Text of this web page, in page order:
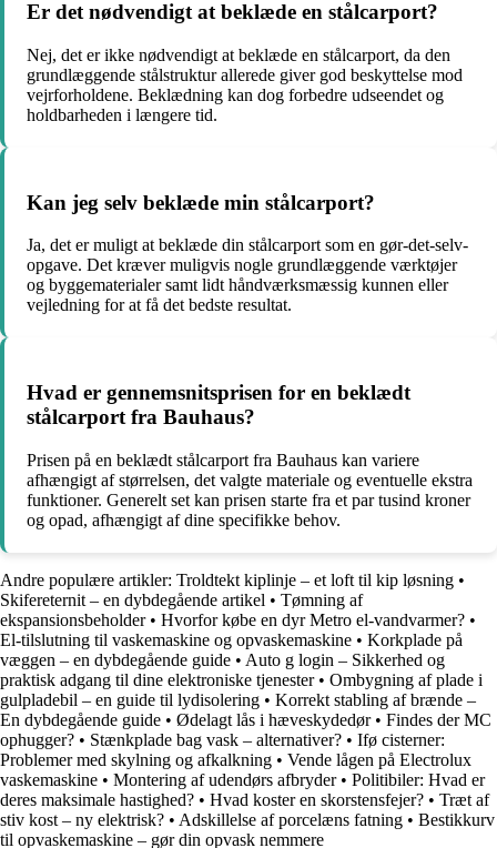
Er det nødvendigt at beklæde en stålcarport?
Nej, det er ikke nødvendigt at beklæde en stålcarport, da den
grundlæggende stålstruktur allerede giver god beskyttelse mod
vejrforholdene. Beklædning kan dog forbedre udseendet og
holdbarheden i længere tid.
Kan jeg selv beklæde min stålcarport?
Ja, det er muligt at beklæde din stålcarport som en gør-det-selv-
opgave. Det kræver muligvis nogle grundlæggende værktøjer
og byggematerialer samt lidt håndværksmæssig kunnen eller
vejledning for at få det bedste resultat.
Hvad er gennemsnitsprisen for en beklædt
stålcarport fra Bauhaus?
Prisen på en beklædt stålcarport fra Bauhaus kan variere
afhængigt af størrelsen, det valgte materiale og eventuelle ekstra
funktioner. Generelt set kan prisen starte fra et par tusind kroner
og opad, afhængigt af dine specifikke behov.
Andre populære artikler: Troldtekt kiplinje – et loft til kip løsning •
Skifereternit – en dybdegående artikel • Tømning af
ekspansionsbeholder• Hvorfor købe en dyr Metro el-vandvarmer? •
El-tilslutning til vaskemaskine og opvaskemaskine • Korkplade på
væggen – en dybdegående guide • Auto g login – Sikkerhed og
praktisk adgang til dine elektroniske tjenester• Ombygning af plade i
gulpladebil – en guide til lydisolering • Korrekt stabling af brænde –
En dybdegående guide • Ødelagt lås i hæveskydedør• Findes der MC
ophugger? • Stænkplade bag vask – alternativer? • Ifø cisterner:
Problemer med skylning og afkalkning • Vende lågen på Electrolux
vaskemaskine • Montering af udendørs afbryder• Politibiler: Hvad er
deres maksimale hastighed? • Hvad koster en skorstensfejer? • Træt af
stiv kost – ny elektrisk? • Adskillelse af porcelæns fatning • Bestikkurv
til opvaskemaskine – gør din opvask nemmere